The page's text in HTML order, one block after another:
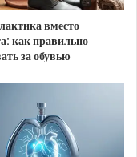
вместо
как правильно
за обувью